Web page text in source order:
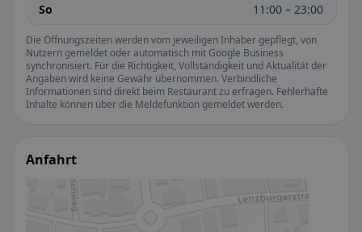
So
11:00 – 23:00
Die Öffnungszeiten werden vom jeweiligen Inhaber gepflegt, von
Nutzern gemeldet oder automatisch mit Google Business
synchronisiert. Für die Richtigkeit, Vollständigkeit und Aktualität der
Angaben wird keine Gewähr übernommen. Verbindliche
Informationen sind direkt beim Restaurant zu erfragen. Fehlerhafte
Inhalte können über die Meldefunktion gemeldet werden.
Anfahrt